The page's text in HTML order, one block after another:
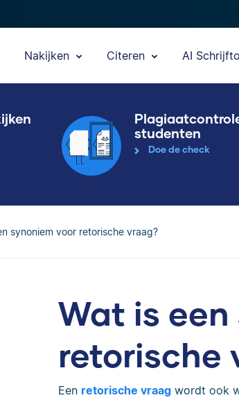
Nakijken Citeren AI
studenten
Doe de check
synoniem voor retorische vraag?
Wat is
retorische
Een retorische vraagwordt ook